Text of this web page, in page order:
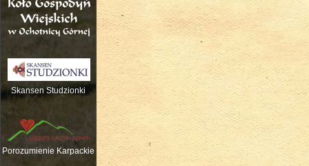
Skansen Studzionki
Porozumienie Karpackie
Nauka gry na tradycyjnych